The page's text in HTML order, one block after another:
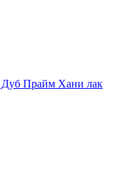
Дуб Прайм Хани лак